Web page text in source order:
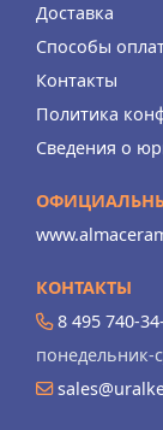
Доставка
Способы
Контакты
Политика
Сведения о
КОНТАКТЫ
8 495 740-
понедельник-